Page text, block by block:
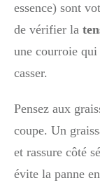
essence) sont
de vérifier la
une courroie
casser.
Pensez aux
coupe. Un
et rassure côté
évite la panne